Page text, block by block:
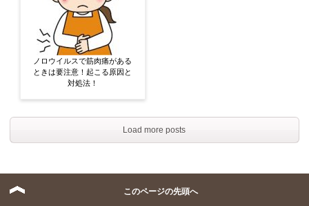
ノロウイルスで筋肉痛がある
ときは要注意！起こる原因と
対処法！
Load more posts
このページの先頭へ